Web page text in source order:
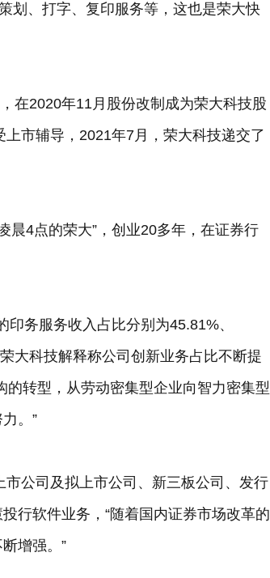
划、打字、复印服务等，这也是荣大快
在2020年11月股份改制成为荣大科技股
市辅导，2021年7月，荣大科技递交了
晨4点的荣大”，创业20多年，在证券行
务服务收入占比分别为45.81%、
大科技解释称公司创新业务占比不断提
转型，从劳动密集型企业向智力密集型
。”
公司及拟上市公司、新三板公司、发行
行软件业务，“随着国内证券市场改革的
增强。”